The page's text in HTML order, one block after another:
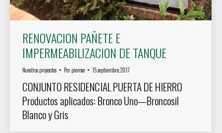
RENOVACION PAÑETE E
IMPERMEABILIZACION DE TANQUE
Nuestros proyectos Porpiemse 15 septiembre, 2017
CONJUNTO RESIDENCIAL PUERTA DE HIERRO
Productos aplicados: Bronco Uno—Broncosil
Blanco y Gris